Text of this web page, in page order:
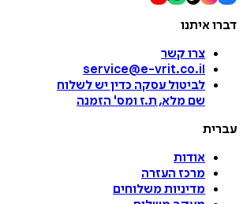
דברו איתנו
צרו קשר
service@e-vrit.co.il
לביטול עסקה כדין יש לשלוח
שם מלא, ת.ז ומס' הזמנה
עברית
אודות
מרכז העזרה
מדיניות משלוחים